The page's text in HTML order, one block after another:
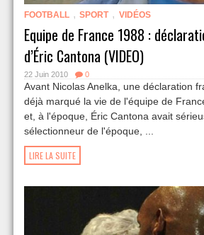
FOOTBALL , SPORT , VIDÉOS
Equipe de France 1988 :
d’Éric Cantona (VIDEO)
22 Juin 2010 0
Avant Nicolas Anelka, une déclaration
déjà marqué la vie de l'équipe de
et, à l'époque, Éric Cantona avait
sélectionneur de l'époque, ...
LIRE LA SUITE